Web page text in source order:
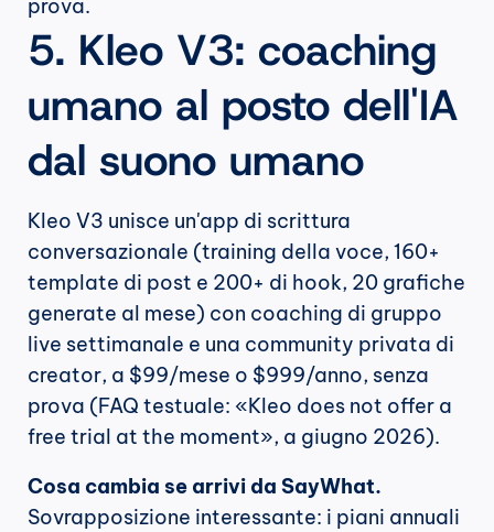
prova.
5. Kleo V3: coaching
umano al posto dell'IA
dal suono umano
Kleo V3 unisce un'app di scrittura
conversazionale (training della voce, 160+
template di post e 200+ di hook, 20 grafiche
generate al mese) con coaching di gruppo
live settimanale e una community privata di
creator, a $99/mese o $999/anno, senza
prova (FAQ testuale: «Kleo does not offer a
free trial at the moment», a giugno 2026).
Cosa cambia se arrivi da SayWhat.
Sovrapposizione interessante: i piani annuali